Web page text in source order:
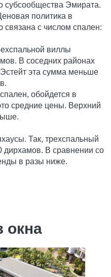
субсообщества Эмирата.
политика в
с числом спален:
виллы
В соседних районах
эта сумма меньше
обойдется в
средние цены. Верхний
Так, трехспальный
дирхамов. В сравнении со
в разы ниже.
окна